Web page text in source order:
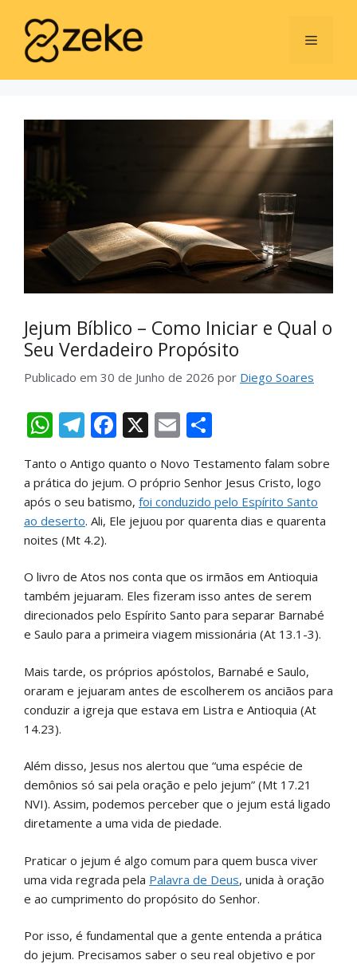
Jejum Bíblico – Como Iniciar e Qual o
Seu Verdadeiro Propósito
Publicado em 30 de Junho de 2026 por Diego Soares
W
at
s
A
p
p
T
e
gr
a
m
F
e
b
o
k
X E
ai
l
ar
e
Tanto o Antigo quanto o Novo Testamento falam sobre
a prática do jejum. O próprio Senhor Jesus Cristo, logo
após o seu batismo, foi conduzido pelo Espírito Santo
ao deserto. Ali, Ele jejuou por quarenta dias e quarenta
noites (Mt 4.2).
O livro de Atos nos conta que os irmãos em Antioquia
também jejuaram. Eles fizeram isso antes de serem
direcionados pelo Espírito Santo para separar Barnabé
e Saulo para a primeira viagem missionária (At 13.1-3).
Mais tarde, os próprios apóstolos, Barnabé e Saulo,
oraram e jejuaram antes de escolherem os anciãos para
conduzir a igreja que estava em Listra e Antioquia (At
14.23).
Além disso, Jesus nos alertou que “uma espécie de
demônios só sai pela oração e pelo jejum” (Mt 17.21
NVI). Assim, podemos perceber que o jejum está ligado
diretamente a uma vida de piedade.
Praticar o jejum é algo comum para quem busca viver
uma vida regrada pela Palavra de Deus, unida à oração
e ao cumprimento do propósito do Senhor.
Por isso, é fundamental que a gente entenda a prática
do jejum. Precisamos saber o seu real objetivo e por